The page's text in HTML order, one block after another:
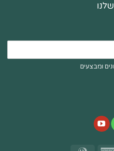
ומבצעים